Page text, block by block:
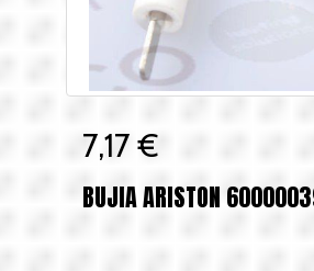
7,17 €
BUJIA ARISTON